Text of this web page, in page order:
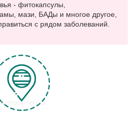
- фитокапсулы,
мази, БАДы и многое другое,
с рядом заболеваний.